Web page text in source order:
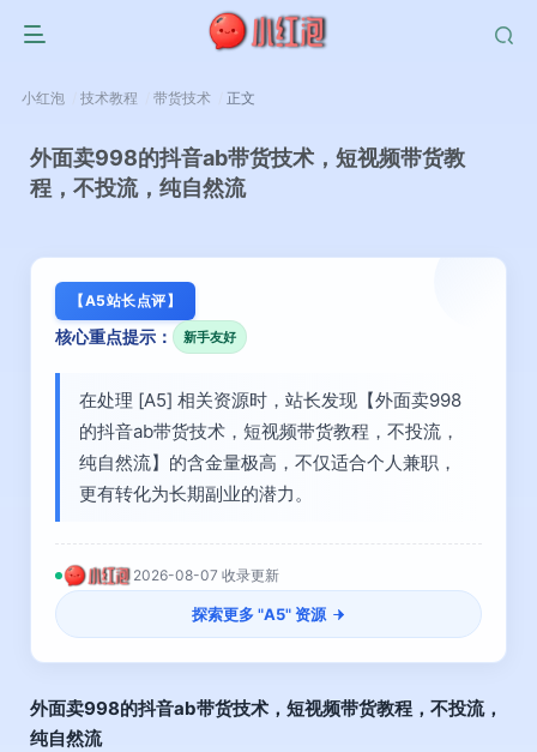
小红泡 技术教程 带货技术 正文
外面卖998的抖音ab带货技术，短视频带货教
程，不投流，纯自然流
【A5站长点评】
核心重点提示： 新手友好
在处理 [A5] 相关资源时，站长发现【外面卖998
的抖音ab带货技术，短视频带货教程，不投流，
纯自然流】的含金量极高，不仅适合个人兼职，
更有转化为长期副业的潜力。
2026-08-07 收录更新
探索更多 "A5" 资源
外面卖998的抖音ab带货技术 ，短视频带货教程，不投流，
纯自然流